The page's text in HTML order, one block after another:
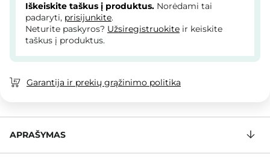
Iškeiskite taškus į produktus. Norėdami tai
padaryti, prisijunkite.
Neturite paskyros? Užsiregistruokite ir keiskite
taškus į produktus.
Garantija ir prekių grąžinimo politika
APRAŠYMAS